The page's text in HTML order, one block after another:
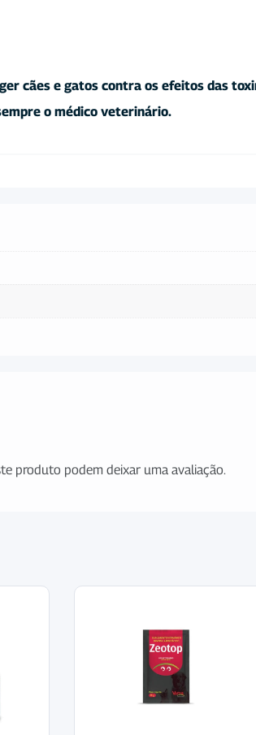
cães e gatos contra os efeitos das
o médico veterinário.
produto podem deixar uma avaliação.